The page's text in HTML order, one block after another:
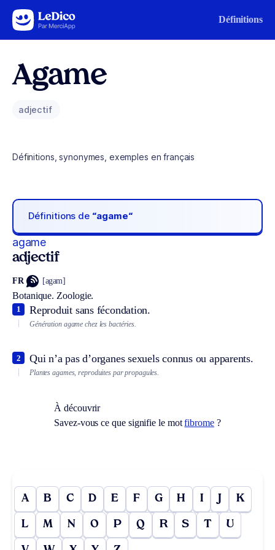
Aller au contenu Définitions
Agame
adjectif
Définitions, synonymes, exemples en français
Définitions de “agame“
agame
adjectif
FR [agam]
Botanique. Zoologie.
Reproduit sans fécondation.
1
Génération agame chez les bactéries.
Qui n’a pas d’organes sexuels connus ou apparents.
2
Plantes agames, reproduites par propagules.
À découvrir
Savez-vous ce que signifie le motfibrome?
A B C D E F G H I J K
L M N O P Q R S T U